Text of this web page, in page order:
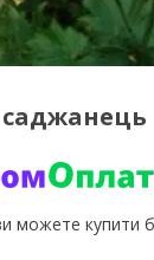
можете